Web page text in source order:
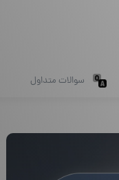
سوالات متداول